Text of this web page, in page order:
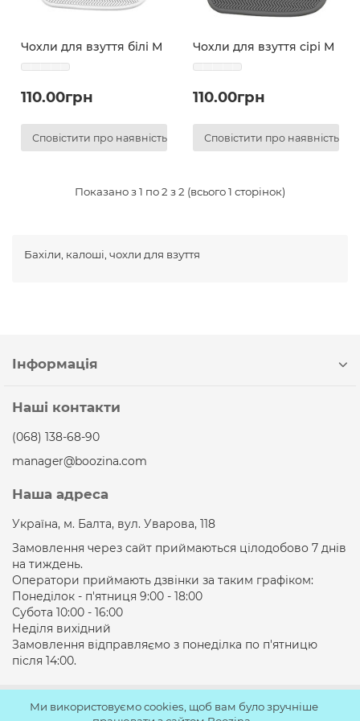
Чохли для взуття білі М
110.00грн
Сповістити про наявність
Чохли для взуття сірі М
110.00грн
Сповістити про наявність
Показано з 1 по 2 з 2 (всього 1 сторінок)
Бахіли, калоші, чохли для взуття
Інформація
Наші контакти
(068) 138-68-90
manager@boozina.com
Наша адреса
Україна, м. Балта, вул. Уварова, 118
Замовлення через сайт приймаються цілодобово 7 днів
на тиждень.
Оператори приймають дзвінки за таким графіком:
Понеділок - п'ятниця 9:00 - 18:00
Субота 10:00 - 16:00
Неділя вихідний
Замовлення відправляємо з понеділка по п'ятницю
після 14:00.
Ми використовуємо cookies, щоб вам було зручніше